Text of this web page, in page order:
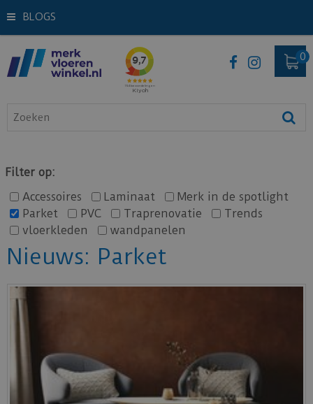
BLOGS
Filter op:
Accessoires
Laminaat
Merk in de spotlight
Parket
PVC Traprenovatie
Trends
vloerkleden
wandpanelen
Nieuws: Parket